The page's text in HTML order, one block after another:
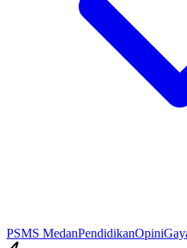
PSMS MedanPendidikanOpini